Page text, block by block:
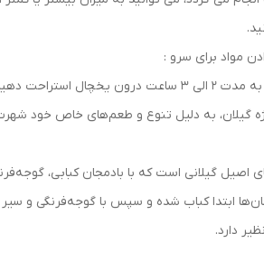
مواد برای سرو :
به خوبی سرد شده و آماده باشد.
گیلان، به دلیل تنوع و طعم‌های خاص خود
اصیل گیلانی است که با بادمجان کبابی،
ابتدا کباب شده و سپس با گوجه‌فرنگی و سیر
دارد.